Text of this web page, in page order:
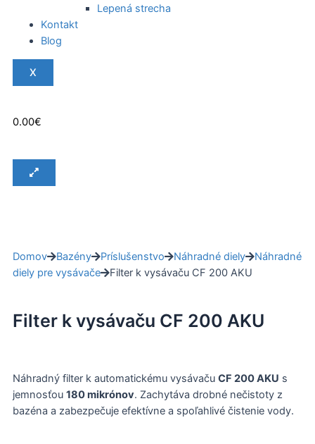
Lepená strecha
Kontakt
Blog
X
0.00€
Domov Bazény Príslušenstvo Náhradné diely
Náhradné
diely pre vysávače
Filter k vysávaču CF 200 AKU
Filter k vysávaču CF 200 AKU
Náhradný filter k automatickému vysávaču CF 200 AKU s
jemnosťou 180 mikrónov. Zachytáva drobné nečistoty z
bazéna a zabezpečuje efektívne a spoľahlivé čistenie vody.